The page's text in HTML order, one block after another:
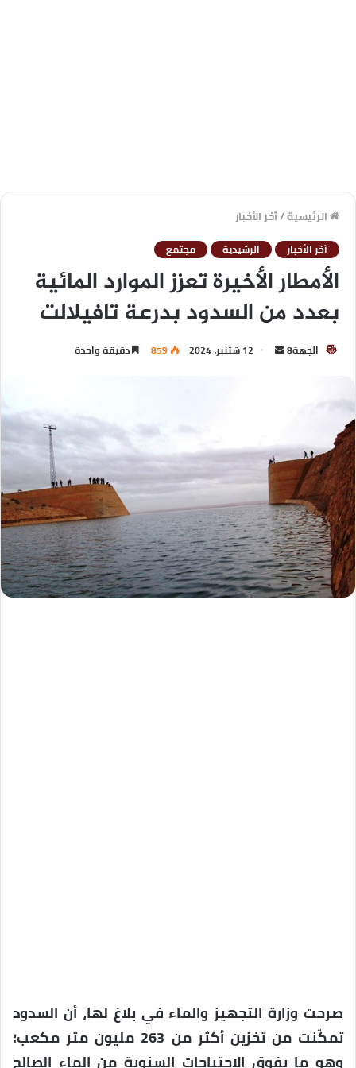
الرئيسية/آخر الأخبار
آخر الأخبار الرشيدية مجتمع
الأمطار الأخيرة تعزز الموارد المائية
بعدد من السدود بدرعة تافيلالت
الجهة8 12 شتنبر، 2024 859 دقيقة واحدة
صرحت وزارة التجهيز والماء في بلاغ لها، أن السدود
تمكّنت من تخزين أكثر من 263 مليون متر مكعب؛
وهو ما يفوق الإحتياجات السنوية من الماء الصالح